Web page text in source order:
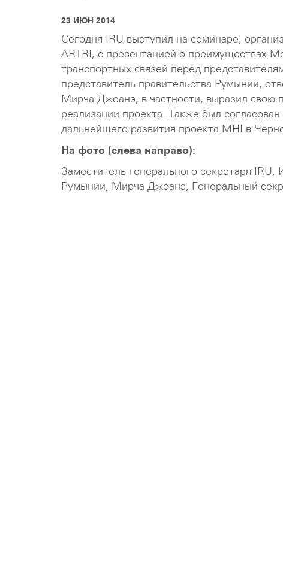
23 ИЮН 2014
Сегодня IRU выступил на семинаре,
ARTRI, с презентацией о преимуществах
транспортных связей перед
представитель правительства Румынии,
Мирча Джоанэ, в частности, выразил свою
реализации проекта. Также был
дальнейшего развития проекта MHI в
На фото (слева направо):
Заместитель генерального секретаря
Румынии, Мирча Джоанэ, Генеральный